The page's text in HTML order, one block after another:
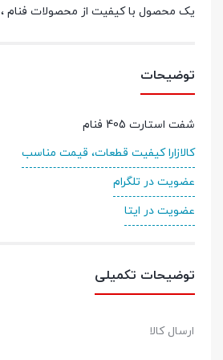
یک محصول با کیفیت از محصولات فنام ،
توضیحات
شفت استارت 405 فنام
کالازارا کیفیت قطعات، قیمت مناسب
عضویت در تلگرام
عضویت در ایتا
توضیحات تکمیلی
ارسال کالا